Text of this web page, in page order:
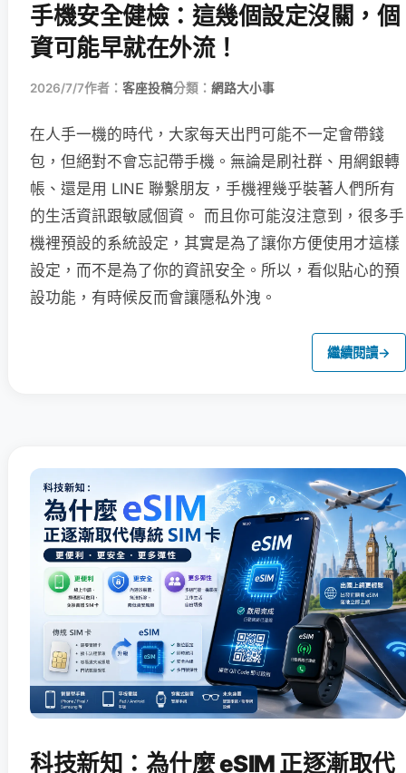
手機安全健檢：這幾個設定沒關，個
資可能早就在外流！
2026/7/7作者： 客座投稿分類： 網路大小事
在人手一機的時代，大家每天出門可能不一定會帶錢
包，但絕對不會忘記帶手機。無論是刷社群、用網銀轉
帳、還是用 LINE 聯繫朋友，手機裡幾乎裝著人們所有
的生活資訊跟敏感個資。 而且你可能沒注意到，很多手
機裡預設的系統設定，其實是為了讓你方便使用才這樣
設定，而不是為了你的資訊安全。所以，看似貼心的預
設功能，有時候反而會讓隱私外洩。
繼續閱讀→
科技新知：為什麼 eSIM 正逐漸取代